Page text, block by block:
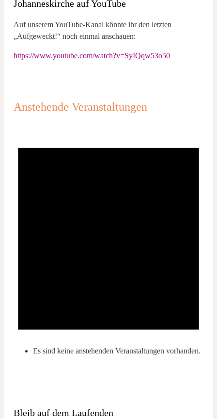
Johanneskirche auf YouTube
Auf unserem YouTube-Kanal könnte ihr den letzten
„Aufgeweckt!“ noch einmal anschauen:
https://www.youtube.com/watch?v=SyIQqw53o50
Anstehende Veranstaltungen
Es sind keine anstehenden Veranstaltungen vorhanden.
Bleib auf dem Laufenden